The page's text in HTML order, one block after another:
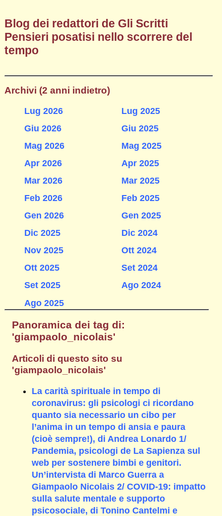
Blog dei redattori de Gli Scritti
Pensieri posatisi nello scorrere del
tempo
Archivi (2 anni indietro)
Lug 2026
Giu 2026
Mag 2026
Apr 2026
Mar 2026
Feb 2026
Gen 2026
Dic 2025
Nov 2025
Ott 2025
Set 2025
Ago 2025
Lug 2025
Giu 2025
Mag 2025
Apr 2025
Mar 2025
Feb 2025
Gen 2025
Dic 2024
Ott 2024
Set 2024
Ago 2024
Panoramica dei tag di:
'giampaolo_nicolais'
Articoli di questo sito su
'giampaolo_nicolais'
La carità spirituale in tempo di
coronavirus: gli psicologi ci ricordano
quanto sia necessario un cibo per
l’anima in un tempo di ansia e paura
(cioè sempre!), di Andrea Lonardo 1/
Pandemia, psicologi de La Sapienza sul
web per sostenere bimbi e genitori.
Un’intervista di Marco Guerra a
Giampaolo Nicolais 2/ COVID-19: impatto
sulla salute mentale e supporto
psicosociale, di Tonino Cantelmi e